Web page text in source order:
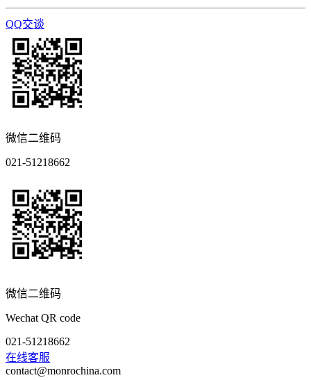
QQ交谈
微信二维码
021-51218662
微信二维码
Wechat QR code
021-51218662
在线客服
contact@monrochina.com